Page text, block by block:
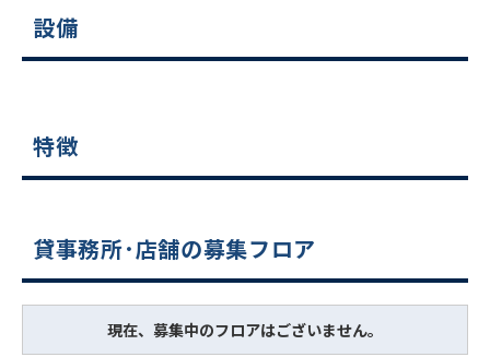
設備
特徴
貸事務所･店舗の募集フロア
現在、募集中のフロアはございません。